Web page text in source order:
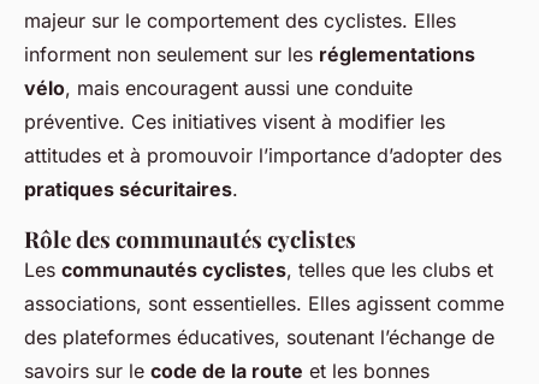
majeur sur le comportement des cyclistes. Elles
informent non seulement sur les réglementations
vélo, mais encouragent aussi une conduite
préventive. Ces initiatives visent à modifier les
attitudes et à promouvoir l’importance d’adopter des
pratiques sécuritaires.
Rôle des communautés cyclistes
Les communautés cyclistes, telles que les clubs et
associations, sont essentielles. Elles agissent comme
des plateformes éducatives, soutenant l’échange de
savoirs sur le code de la route et les bonnes